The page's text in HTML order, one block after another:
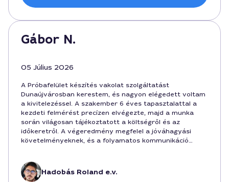
Gábor N.
05 Július 2026
A Próbafelület készítés vakolat szolgáltatást
Dunaújvárosban kerestem, és nagyon elégedett voltam
a kivitelezéssel. A szakember 6 éves tapasztalattal a
kezdeti felmérést precízen elvégezte, majd a munka
során világosan tájékoztatott a költségről és az
időkeretről. A végeredmény megfelel a jóváhagyási
követelményeknek, és a folyamatos kommunikáció
Ajánlottam már barátoknak is Dunaújvárosban, mert
számomra ez a minőség a megbízhatóságot jelenti.
Hadobás Roland e.v.